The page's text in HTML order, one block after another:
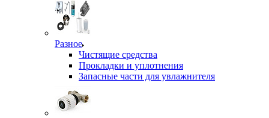
Разное
Чистящие средства
Прокладки и уплотнения
Запасные части для увлажнителя